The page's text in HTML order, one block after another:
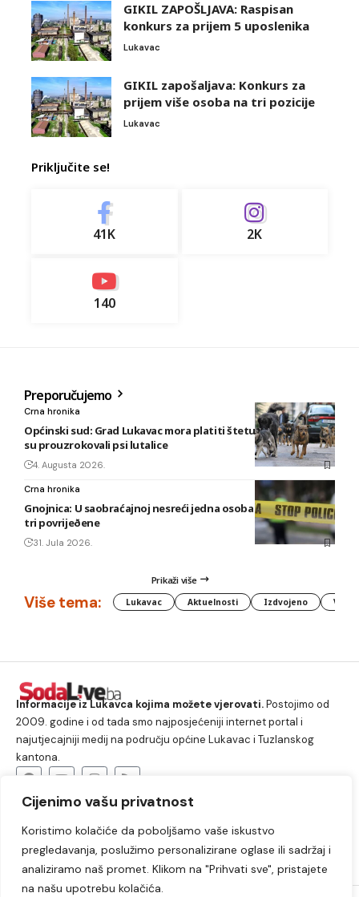
Cijenimo vašu privatnost
Koristimo kolačiće da poboljšamo vaše iskustvo
pregledavanja, poslužimo personalizirane oglase ili sadržaj i
analiziramo naš promet. Klikom na "Prihvati sve", pristajete
na našu upotrebu kolačića.
GIKIL ZAPOŠLJAVA: Raspisan
konkurs za prijem 5 uposlenika
Lukavac
GIKIL zapošaljava: Konkurs za
prijem više osoba na tri pozicije
Lukavac
Priključite se!
41K 2K
140
Preporučujemo
Crna hronika
Općinski sud: Grad Lukavac mora platiti štetu na vozilu koju
su prouzrokovali psi lutalice
4. Augusta 2026.
Crna hronika
Gnojnica: U saobraćajnoj nesreći jedna osoba izgubila život i
tri povrijeðene
31. Jula 2026.
Prikaži više
Više tema: Lukavac Aktuelnosti Izdvojeno
Informacije iz Lukavca kojima možete vjerovati.Postojimo od
2009. godine i od tada smo najposjećeniji internet portal i
najutjecajniji medij na području općine Lukavac i Tuzlanskog
kantona.
Lukavac Društvo Crna hronika
Sport
Kultura
Kolumne Slobodno vrijeme